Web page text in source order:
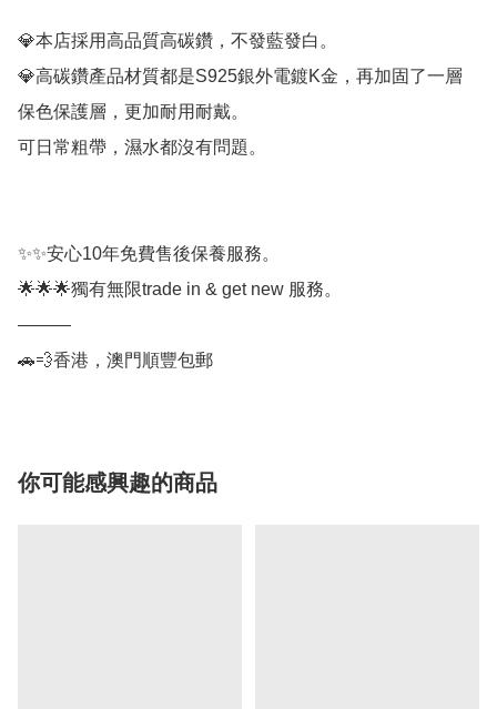
💎本店採用高品質高碳鑽，不發藍發白。
💎高碳鑽產品材質都是S925銀外電鍍K金，再加固了一層
保色保護層，更加耐用耐戴。
可日常粗帶，濕水都沒有問題。
✨✨安心10年免費售後保養服務。
🌟🌟🌟獨有無限trade in & get new 服務。
———
🚗💨香港，澳門順豐包郵
你可能感興趣的商品